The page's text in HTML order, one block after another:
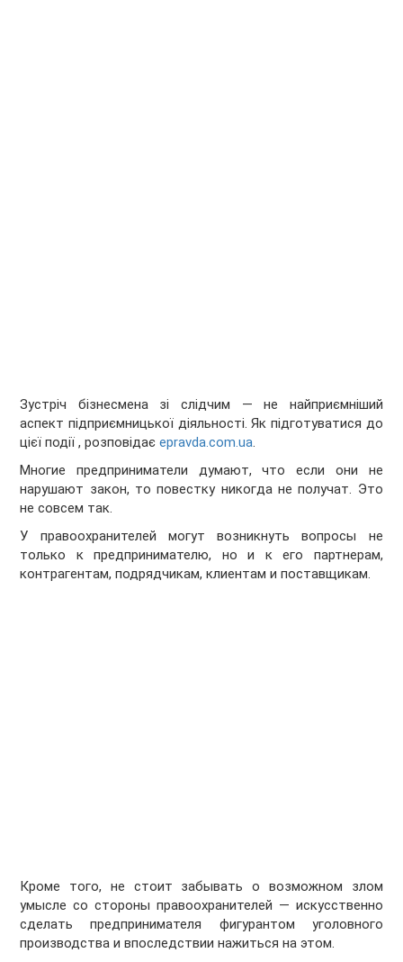
Зустріч бізнесмена зі слідчим — не найприємніший
аспект підприємницької діяльності. Як підготуватися до
цієї події , розповідає epravda.com.ua.
Многие предприниматели думают, что если они не
нарушают закон, то повестку никогда не получат. Это
не совсем так.
У правоохранителей могут возникнуть вопросы не
только к предпринимателю, но и к его партнерам,
контрагентам, подрядчикам, клиентам и поставщикам.
Кроме того, не стоит забывать о возможном злом
умысле со стороны правоохранителей — искусственно
сделать предпринимателя фигурантом уголовного
производства и впоследствии нажиться на этом.